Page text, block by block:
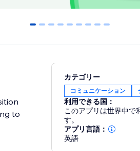
0 1 2 3 4 5 6 7 8
to
カテゴリー
コミュニケーション
利用できる国：
このアプリは世界中で
す。
アプリ言語：
英語